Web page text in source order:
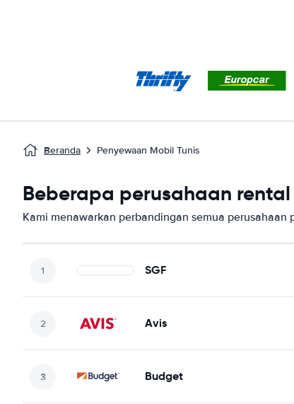
Beranda Penyewaan Mobil Tunis
Beberapa perusahaan
Kami menawarkan perbandingan semua perusahaan
SGF
Avis
Budget